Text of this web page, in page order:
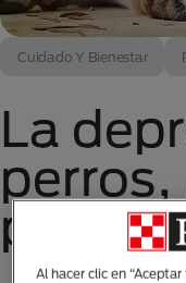
Cuidado Y Bienestar
La
perros,
puede
Al hacer clic en